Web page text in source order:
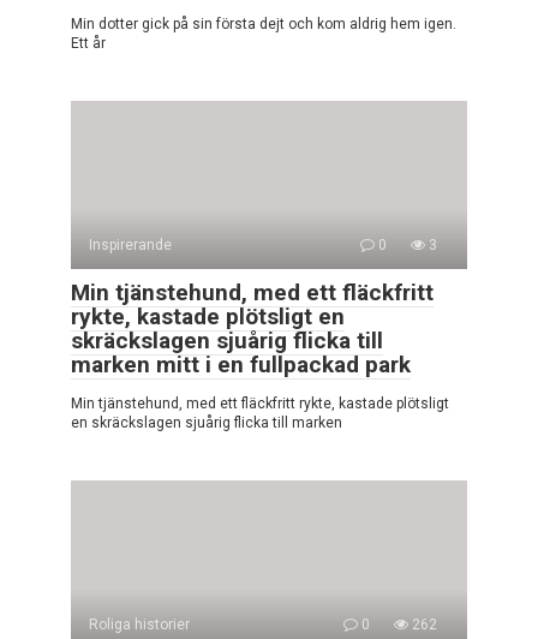
Min dotter gick på sin första dejt och kom aldrig hem igen.
Ett år
Inspirerande 0 3
Min tjänstehund, med ett fläckfritt
rykte, kastade plötsligt en
skräckslagen sjuårig flicka till
marken mitt i en fullpackad park
Min tjänstehund, med ett fläckfritt rykte, kastade plötsligt
en skräckslagen sjuårig flicka till marken
Roliga historier 0 262